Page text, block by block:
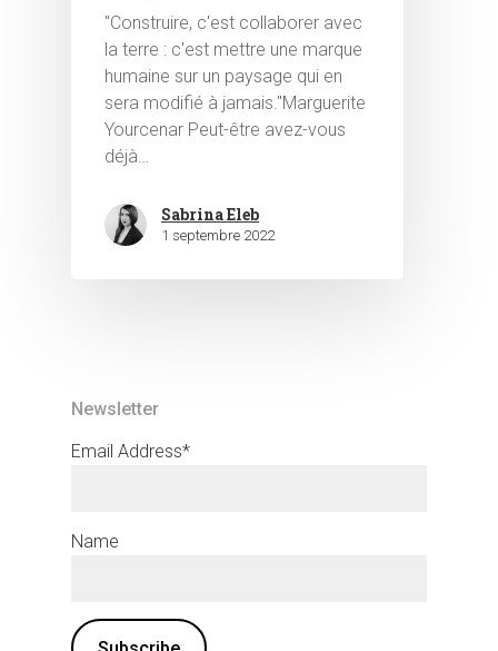
"Construire, c'est collaborer avec
la terre : c'est mettre une marque
humaine sur un paysage qui en
sera modifié à jamais."Marguerite
Yourcenar Peut-être avez-vous
déjà…
Sabrina Eleb
1 septembre 2022
Newsletter
Email Address*
Name